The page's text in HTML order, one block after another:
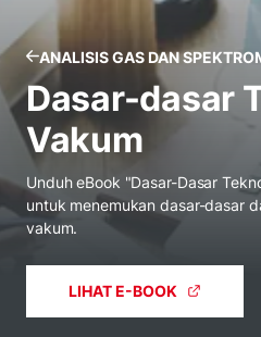
ANALISIS GAS DAN
Dasar-dasar
Vakum
Unduh eBook "Dasar-Dasar
untuk menemukan dasar-dasar
vakum.
LIHAT E-BOOK